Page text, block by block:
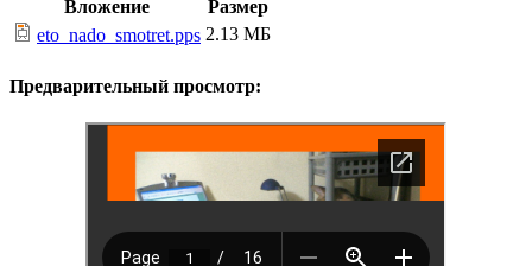
Вложение
Размер
eto_nado_smotret.pps 2.13 МБ
Предварительный просмотр: